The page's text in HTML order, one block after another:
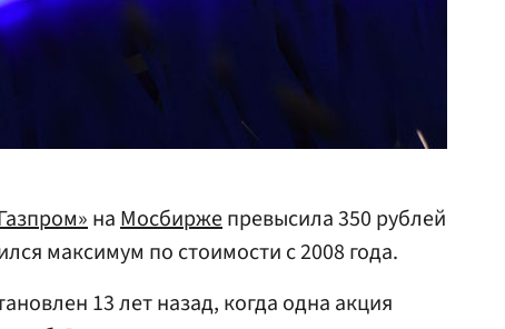
наМосбиржепревысила 350 рублей
максимум по стоимости с 2008 года.
13 лет назад, когда одна акция